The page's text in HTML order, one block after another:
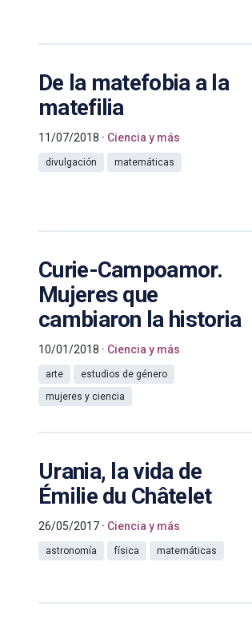
De la matefobia a la
matefilia
11/07/2018 Ciencia y más
divulgación matemáticas
Curie-Campoamor.
Mujeres que
cambiaron la historia
10/01/2018 Ciencia y más
arte
estudios de género
mujeres y ciencia
Urania, la vida de
Émilie du Châtelet
26/05/2017 Ciencia y más
astronomía física matemáticas